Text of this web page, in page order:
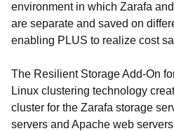
environment in which Zarafa
are separate and saved on
enabling PLUS to realize cost
The Resilient Storage Add-On
Linux clustering technology
cluster for the Zarafa storage
servers and Apache web